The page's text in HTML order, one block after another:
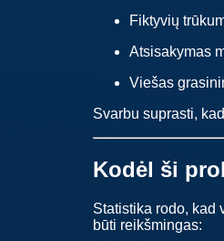
Fiktyvių
Atsisakymas
Viešas
Svarbu suprasti,
Kodėl ši
Statistika rodo, kad
būti reikšmingas: